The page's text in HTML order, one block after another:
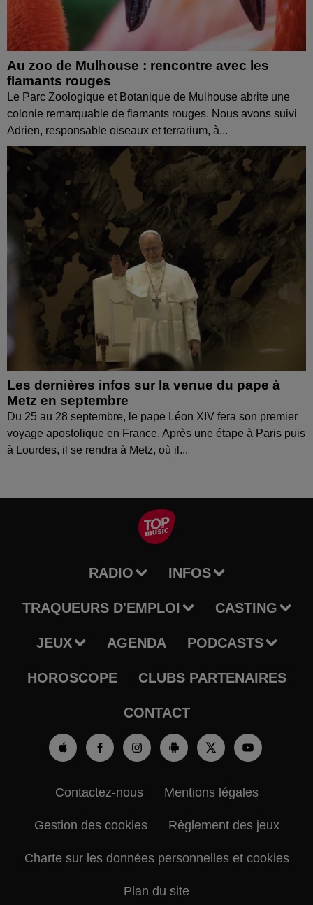
Au zoo de Mulhouse : rencontre avec les
flamants rouges
Le Parc Zoologique et Botanique de Mulhouse abrite une
colonie remarquable de flamants rouges. Nous avons suivi
Adrien, responsable oiseaux et terrarium, à...
Les dernières infos sur la venue du pape à
Metz en septembre
Du 25 au 28 septembre, le pape Léon XIV fera son premier
voyage apostolique en France. Après une étape à Paris puis
à Lourdes, il se rendra à Metz, où il...
RADIO INFOS
TRAQUEURS D'EMPLOI CASTING
JEUX AGENDA PODCASTS
HOROSCOPE CLUBS PARTENAIRES
CONTACT
Contactez-nous Mentions légales
Gestion des cookies Règlement des jeux
Charte sur les données personnelles et cookies
Plan du site